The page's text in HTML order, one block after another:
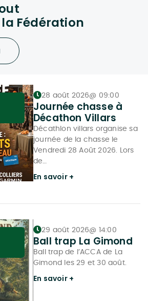
Fédération
28 août 2026@ 09:00
Journée chasse à
Décathon Villars
Décathlon villars organise sa
journée de la chasse le
Vendredi 28 Août 2026. Lors
de…
En savoir +
29 août 2026@ 14:00
Ball trap La Gimond
Ball trap de l’ACCA de La
Gimond les 29 et 30 août.
En savoir +